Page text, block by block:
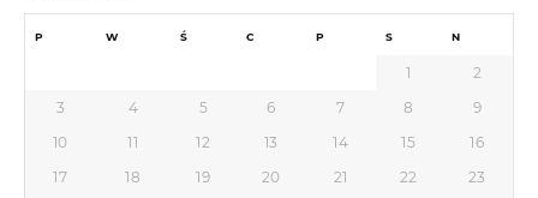
P W Ś C P S N
1
2
3
4 5 6 7 8
9
10
11 12 13 14 15
16
17
18 19 20 21 22
23